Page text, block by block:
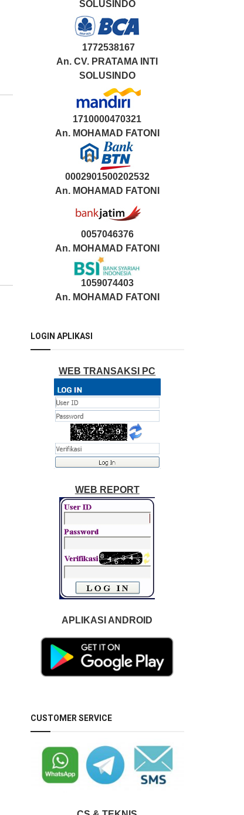
SOLUSINDO
1772538167
An. CV. PRATAMA INTI
SOLUSINDO
1710000470321
An. MOHAMAD FATONI
0002901500202532
An. MOHAMAD FATONI
0057046376
An. MOHAMAD FATONI
1059074403
An. MOHAMAD FATONI
LOGIN APLIKASI
WEB TRANSAKSI PC
WEB REPORT
APLIKASI ANDROID
CUSTOMER SERVICE